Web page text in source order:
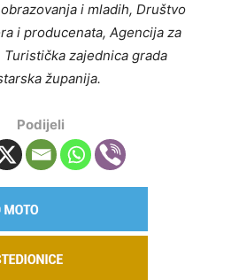
i mladih, Društvo
i producenata, Agencija za
zajednica grada
županija.
Podijeli